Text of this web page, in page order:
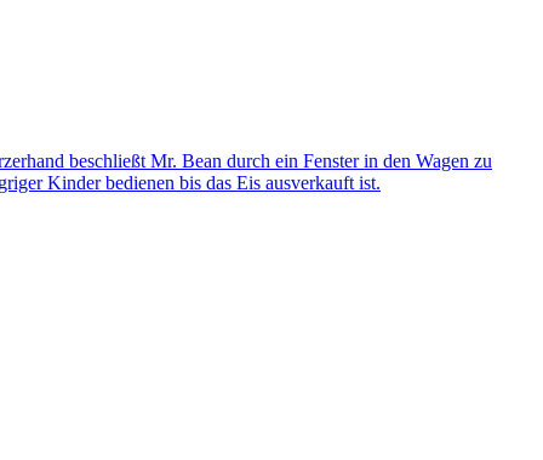
beschließt Mr. Bean durch ein Fenster in den Wagen zu
Kinder bedienen bis das Eis ausverkauft ist.